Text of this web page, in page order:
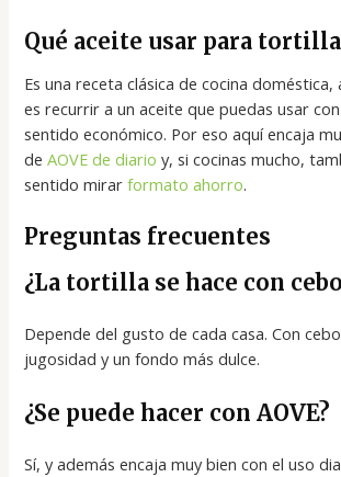
Qué aceite usar para
Es una receta clásica de cocina doméstica,
es recurrir a un aceite que puedas usar
sentido económico. Por eso aquí encaja
deAOVE de diario y, si cocinas mucho,
sentido mirarformato ahorro.
Preguntas frecuentes
¿La tortilla se hace con
Depende del gusto de cada casa. Con
jugosidad y un fondo más dulce.
¿Se puede hacer con AOVE?
Sí, y además encaja muy bien con el uso